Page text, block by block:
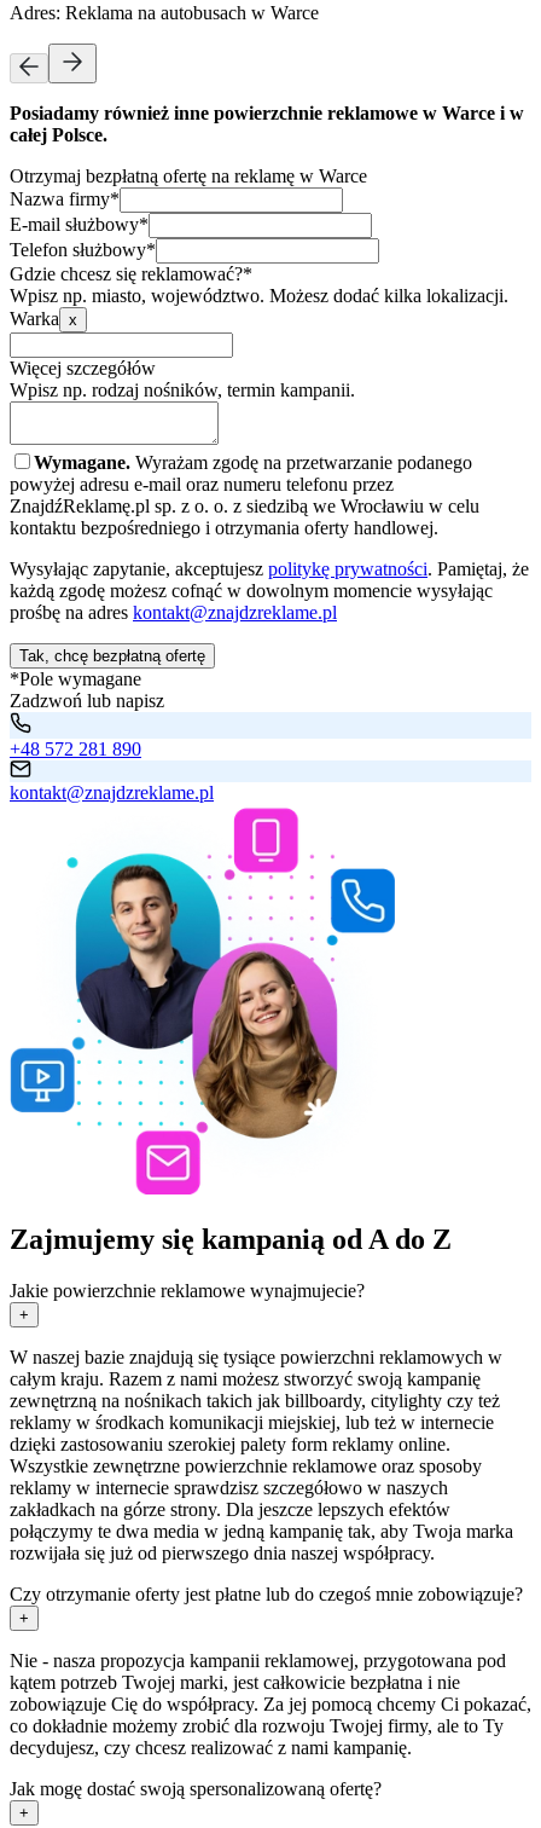
Adres: Reklama na autobusach w Warce
Posiadamy również inne powierzchnie reklamowe w Warce i w
całej Polsce.
Otrzymaj bezpłatną ofertę na reklamę w Warce
Nazwa firmy*
E-mail służbowy*
Telefon służbowy*
Gdzie chcesz się reklamować?*
Wpisz np. miasto, województwo. Możesz dodać kilka lokalizacji.
Warka x
Więcej szczegółów
Wpisz np. rodzaj nośników, termin kampanii.
Wymagane. Wyrażam zgodę na przetwarzanie podanego
powyżej adresu e-mail oraz numeru telefonu przez
ZnajdźReklamę.pl sp. z o. o. z siedzibą we Wrocławiu w celu
kontaktu bezpośredniego i otrzymania oferty handlowej.
Wysyłając zapytanie, akceptujesz politykę prywatności. Pamiętaj, że
każdą zgodę możesz cofnąć w dowolnym momencie wysyłając
prośbę na adres kontakt@znajdzreklame.pl
Tak, chcę bezpłatną ofertę
*Pole wymagane
Zadzwoń lub napisz
+48 572 281 890
kontakt@znajdzreklame.pl
Zajmujemy się kampanią od A do Z
Jakie powierzchnie reklamowe wynajmujecie?
+
W naszej bazie znajdują się tysiące powierzchni reklamowych w
całym kraju. Razem z nami możesz stworzyć swoją kampanię
zewnętrzną na nośnikach takich jak billboardy, citylighty czy też
reklamy w środkach komunikacji miejskiej, lub też w internecie
dzięki zastosowaniu szerokiej palety form reklamy online.
Wszystkie zewnętrzne powierzchnie reklamowe oraz sposoby
reklamy w internecie sprawdzisz szczegółowo w naszych
zakładkach na górze strony. Dla jeszcze lepszych efektów
połączymy te dwa media w jedną kampanię tak, aby Twoja marka
rozwijała się już od pierwszego dnia naszej współpracy.
Czy otrzymanie oferty jest płatne lub do czegoś mnie zobowiązuje?
+
Nie - nasza propozycja kampanii reklamowej, przygotowana pod
kątem potrzeb Twojej marki, jest całkowicie bezpłatna i nie
zobowiązuje Cię do współpracy. Za jej pomocą chcemy Ci pokazać,
co dokładnie możemy zrobić dla rozwoju Twojej firmy, ale to Ty
decydujesz, czy chcesz realizować z nami kampanię.
Jak mogę dostać swoją spersonalizowaną ofertę?
+